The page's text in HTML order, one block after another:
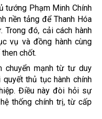
tướng Phạm Minh Chính
nền tảng để Thanh Hóa
đó, cải cách hành
vụ và đồng hành cùng
chốt.
chuyển mạnh từ tư duy
quyết thủ tục hành chính
Điều này đòi hỏi sự
thống chính trị, từ cấp